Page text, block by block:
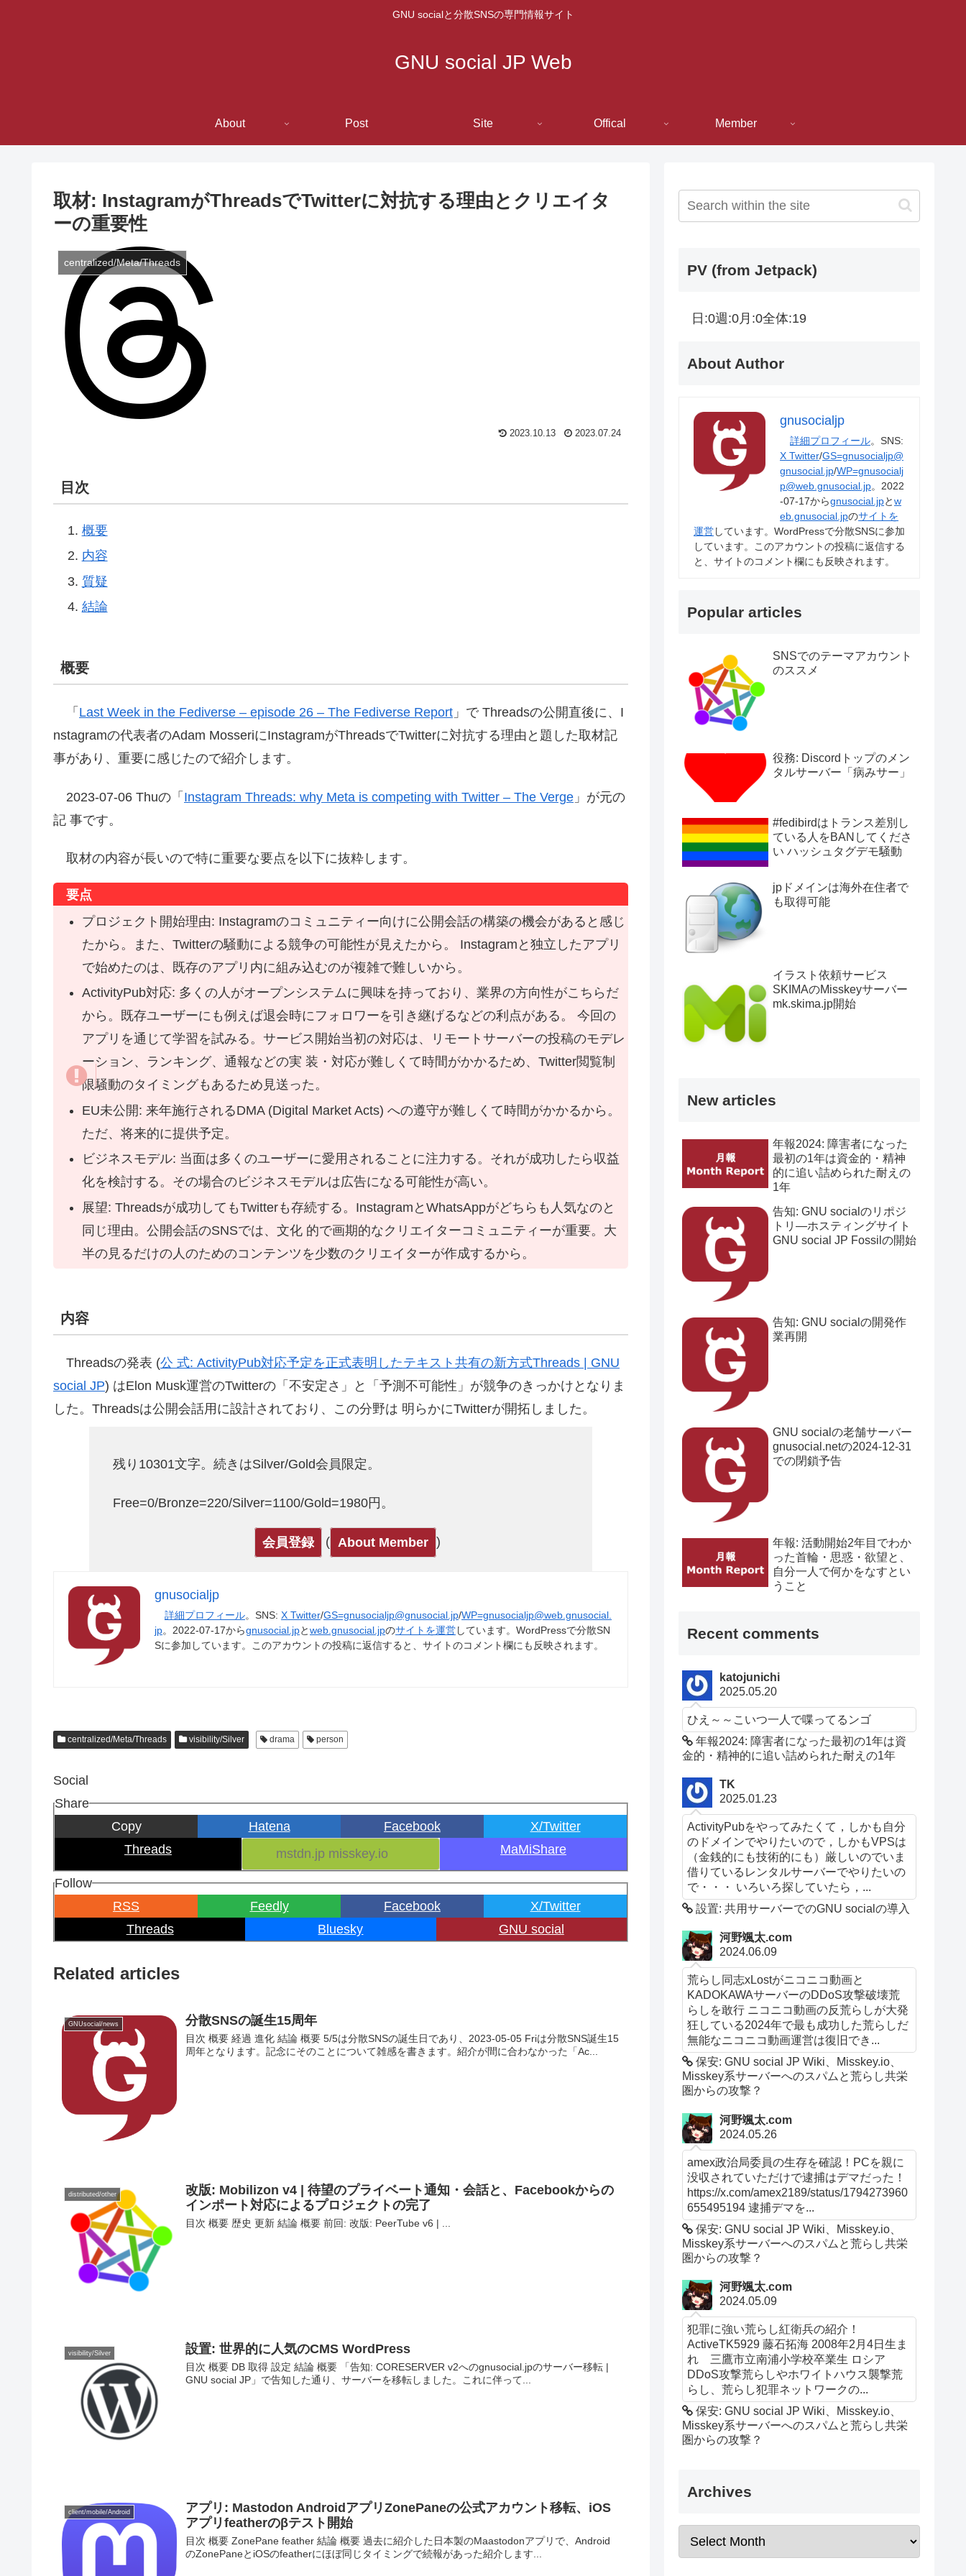
GNU socialと分散SNSの専門情報サイト
GNU social JP Web
About Post Site Offical Member
取材: InstagramがThreadsでTwitterに対抗する理由とクリエイタ
ーの重要性
centralized/Meta/Threads
2023.10.13 2023.07.24
目次
概要
内容
質疑
結論
概要
「 Last Week in the Fediverse – episode 26 – The Fediverse Report 」で Threadsの公開直後に、I
nstagramの代表者のAdam MosseriにInstagramがThreadsでTwitterに対抗する理由と題した取材記
事があり、重要に感じたので紹介します。
2023-07-06 Thuの「 Instagram Threads: why Meta is competing with Twitter – The Verge 」が元の
記 事です。
取材の内容が長いので特に重要な要点を以下に抜粋します。
要点
プロジェクト開始理由: Instagramのコミュニティー向けに公開会話の構築の機会があると感じ
たから。また、Twitterの騒動による競争の可能性が見えたから。 Instagramと独立したアプリ
で始めたのは、既存のアプリ内に組み込むのが複雑で難しいから。
ActivityPub対応: 多くの人がオープンシステムに興味を持っており、業界の方向性がこちらだ
から。既存ユーザーにも例えば退会時にフォロワーを引き継げるなどの利点がある。 今回の
アプリを通じて学習を試みる。サービス開始当初の対応は、リモートサーバーの投稿のモデレ
ーション、ランキング、通報などの実 装・対応が難しくて時間がかかるため、Twitter閲覧制
限騒動のタイミングもあるため見送った。
EU未公開: 来年施行されるDMA (Digital Market Acts) への遵守が難しくて時間がかかるから。
ただ、将来的に提供予定。
ビジネスモデル: 当面は多くのユーザーに愛用されることに注力する。それが成功したら収益
化を検討する。その場合のビジネスモデルは広告になる可能性が高い。
展望: Threadsが成功してもTwitterも存続する。InstagramとWhatsAppがどちらも人気なのと
同じ理由。公開会話のSNSでは、文化 的で画期的なクリエイターコミュニティーが重要。大
半の見るだけの人のためのコンテンツを少数のクリエイターが作成するから。
内容
Threadsの発表 (公 式: ActivityPub対応予定を正式表明したテキスト共有の新方式Threads | GNU
social JP) はElon Musk運営のTwitterの「不安定さ」と「予測不可能性」が競争のきっかけとなりま
した。Threadsは公開会話用に設計されており、この分野は 明らかにTwitterが開拓しました。
残り10301文字。続きはSilver/Gold会員限定。
Free=0/Bronze=220/Silver=1100/Gold=1980円。
会員登録 ( About Member )
gnusocialjp
詳細プロフィール。SNS: X Twitter/GS=gnusocialjp@gnusocial.jp/WP=gnusocialjp@web.gnusocial.
jp。2022-07-17からgnusocial.jpとweb.gnusocial.jpのサイトを運営しています。WordPressで分散SN
Sに参加しています。このアカウントの投稿に返信すると、サイトのコメント欄にも反映されます。
centralized/Meta/Threads visibility/Silver drama person
Social
Share
Copy
Hatena Facebook
X/Twitter
Threads
MaMiShare
Follow
RSS
Feedly Facebook
X/Twitter
Threads
Bluesky GNU social
Related articles
GNUsocial/news 分散SNSの誕生15周年
目次 概要 経過 進化 結論 概要 5/5は分散SNSの誕生日であり、2023-05-05 Friは分散SNS誕生15
周年となります。記念にそのことについて雑感を書きます。紹介が間に合わなかった「Ac...
distributed/other
改版: Mobilizon v4 | 待望のプライベート通知・会話と、Facebookからの
インポート対応によるプロジェクトの完了
目次 概要 歴史 更新 結論 概要 前回: 改版: PeerTube v6 | ...
visibility/Silver 設置: 世界的に人気のCMS WordPress
目次 概要 DB 取得 設定 結論 概要 「告知: CORESERVER v2へのgnusocial.jpのサーバー移転 |
GNU social JP」で告知した通り、サーバーを移転しました。これに伴って...
client/mobile/Android
アプリ: Mastodon AndroidアプリZonePaneの公式アカウント移転、iOS
アプリfeatherのβテスト開始
目次 概要 ZonePane feather 結論 概要 過去に紹介した日本製のMaastodonアプリで、Android
のZonePaneとiOSのfeatherにほぼ同じタイミングで続報があった紹介します...
PV (from Jetpack)
日:0週:0月:0全体:19
About Author
gnusocialjp
詳細プロフィール。SNS:
X Twitter/GS=gnusocialjp@
gnusocial.jp/WP=gnusocialj
p@web.gnusocial.jp。2022
-07-17からgnusocial.jpとw
eb.gnusocial.jpのサイトを
運営しています。WordPressで分散SNSに参加
しています。このアカウントの投稿に返信する
と、サイトのコメント欄にも反映されます。
Popular articles
SNSでのテーマアカウント
のススメ
役務: Discordトップのメン
タルサーバー「病みサー」
#fedibirdはトランス差別し
ている人をBANしてくださ
い ハッシュタグデモ騒動
jpドメインは海外在住者で
も取得可能
イラスト依頼サービス
SKIMAのMisskeyサーバー
mk.skima.jp開始
New articles
年報2024: 障害者になった
最初の1年は資金的・精神
的に追い詰められた耐えの
1年
告知: GNU socialのリポジ
トリ―ホスティングサイト
GNU social JP Fossilの開始
告知: GNU socialの開発作
業再開
GNU socialの老舗サーバー
gnusocial.netの2024-12-31
での閉鎖予告
年報: 活動開始2年目でわか
った首輪・思惑・欲望と、
自分一人で何かをなすとい
うこと
Recent comments
katojunichi
2025.05.20
ひえ～～こいつ一人で喋ってるンゴ
年報2024: 障害者になった最初の1年は資
金的・精神的に追い詰められた耐えの1年
TK
2025.01.23
ActivityPubをやってみたくて，しかも自分
のドメインでやりたいので，しかもVPSは
（金銭的にも技術的にも）厳しいのでいま
借りているレンタルサーバーでやりたいの
で・・・ いろいろ探していたら，...
設置: 共用サーバーでのGNU socialの導入
河野颯太.com
2024.06.09
荒らし同志xLostがニコニコ動画と
KADOKAWAサーバーのDDoS攻撃破壊荒
らしを敢行 ニコニコ動画の反荒らしが大発
狂している2024年で最も成功した荒らしだ
無能なニコニコ動画運営は復旧でき...
保安: GNU social JP Wiki、Misskey.io、
Misskey系サーバーへのスパムと荒らし共栄
圏からの攻撃？
河野颯太.com
2024.05.26
amex政治局委員の生存を確認！PCを親に
没収されていただけで逮捕はデマだった！
https://x.com/amex2189/status/1794273960
655495194 逮捕デマを...
保安: GNU social JP Wiki、Misskey.io、
Misskey系サーバーへのスパムと荒らし共栄
圏からの攻撃？
河野颯太.com
2024.05.09
犯罪に強い荒らし紅衛兵の紹介！
ActiveTK5929 藤石拓海 2008年2月4日生ま
れ 三鷹市立南浦小学校卒業生 ロシア
DDoS攻撃荒らしやホワイトハウス襲撃荒
らし、荒らし犯罪ネットワークの...
保安: GNU social JP Wiki、Misskey.io、
Misskey系サーバーへのスパムと荒らし共栄
圏からの攻撃？
Archives